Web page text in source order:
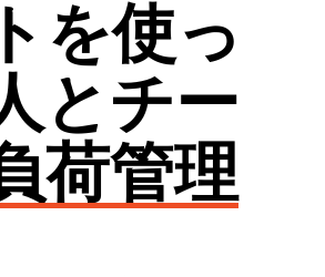
を使っ
とチー
荷管理